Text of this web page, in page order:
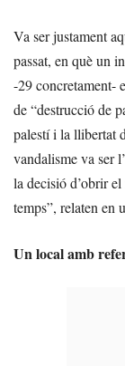
Va ser justament
passat, en què un
-29 concretament-
de “destrucció de
palestí i la llibertat
vandalisme va ser
la decisió d’obrir
temps”, relaten en
Un local amb